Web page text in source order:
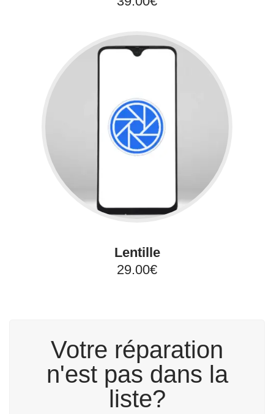
Lentille
29.00€
Votre réparation
n'est pas dans la
liste?